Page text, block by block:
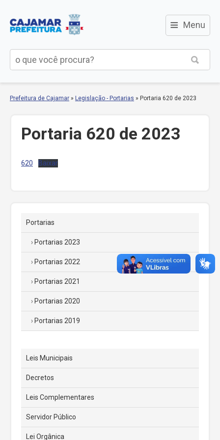
≡ Menu
Prefeitura de Cajamar » Legislação - Portarias » Portaria 620 de 2023
Portaria 620 de 2023
620 Baixar
Portarias
Portarias 2023
Portarias 2022
Portarias 2021
Portarias 2020
Portarias 2019
Leis Municipais
Decretos
Leis Complementares
Servidor Público
Lei Orgânica